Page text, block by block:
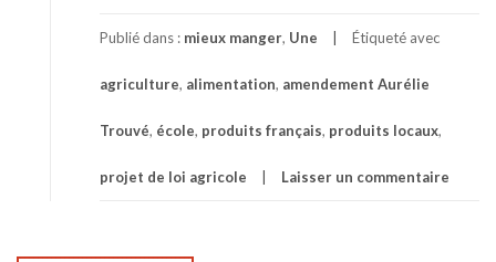
Publié dans : mieux manger, Une Étiqueté avec
agriculture, alimentation, amendement Aurélie
Trouvé, école, produits français, produits locaux,
projet de loi agricole Laisser un commentaire